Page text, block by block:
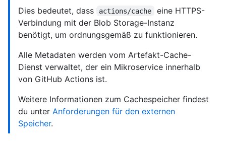
Dies bedeutet, dass
actions/cache
eine HTTPS-
Verbindung mit der Blob Storage-Instanz
benötigt, um ordnungsgemäß zu funktionieren.
Alle Metadaten werden vom Artefakt-Cache-
Dienst verwaltet, der ein Mikroservice innerhalb
von GitHub Actions ist.
Weitere Informationen zum Cachespeicher findest
du unter Anforderungen für den externen
Speicher.